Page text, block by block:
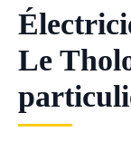
Le